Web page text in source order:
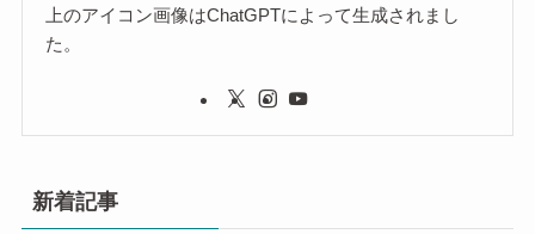
上のアイコン画像はChatGPTによって生成されまし
た。
新着記事